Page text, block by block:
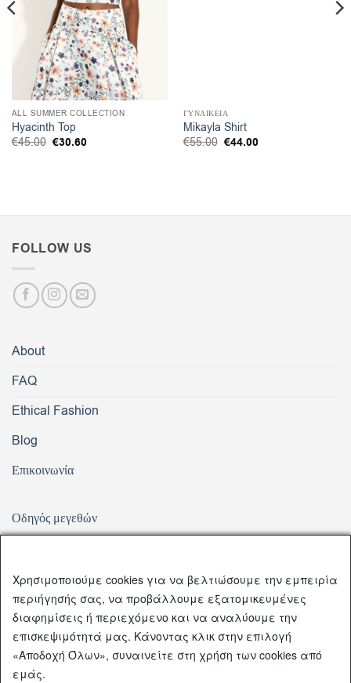
ALL SUMMER COLLECTION
Hyacinth Top
€45.00 Original
price
€30.60Η
ΓΥΝΑΙΚΕΙΑ
Mikayla Shirt
€55.00 Original
price
€44.00Η
FOLLOW US
About
FAQ
Ethical Fashion
Blog
Επικοινωνία
Οδηγός μεγεθών
Παράδοση – Αλλαγή – Επιστροφή Προϊόντων
Τρόποι Πληρωμής
Πολιτική απορρήτου
Χρησιμοποιούμε cookies για να βελτιώσουμε την εμπειρία
περιήγησής σας, να προβάλλουμε εξατομικευμένες
διαφημίσεις ή περιεχόμενο και να αναλύουμε την
επισκεψιμότητά μας. Κάνοντας κλικ στην επιλογή
«Αποδοχή Όλων», συναινείτε στη χρήση των cookies από
εμάς.